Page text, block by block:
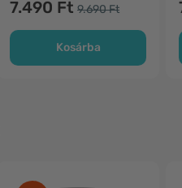
7.490 Ft 9.690 Ft
Kosárba